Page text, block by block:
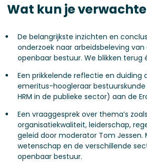
Wat kun je
De belangrijkste inzichten en
onderzoek naar arbeidsbeleving
openbaar bestuur. We blikken terug
Een prikkelende reflectie en duiding
emeritus-hoogleraar
HRM in de publieke sector) aan de
Een vraaggesprek over thema’s zoals
organisatiekwaliteit, leiderschap,
geleid door moderator Tom Jessen.
wetenschap en de verschillende
openbaar bestuur.